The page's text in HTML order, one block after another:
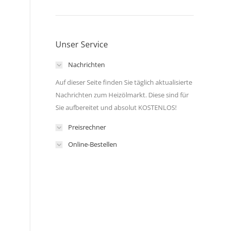
Unser Service
Nachrichten
Auf dieser Seite finden Sie täglich aktualisierte
Nachrichten zum Heizölmarkt. Diese sind für
Sie aufbereitet und absolut KOSTENLOS!
Preisrechner
Online-Bestellen